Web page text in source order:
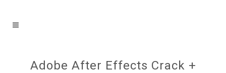
Adobe After Effects Crack +